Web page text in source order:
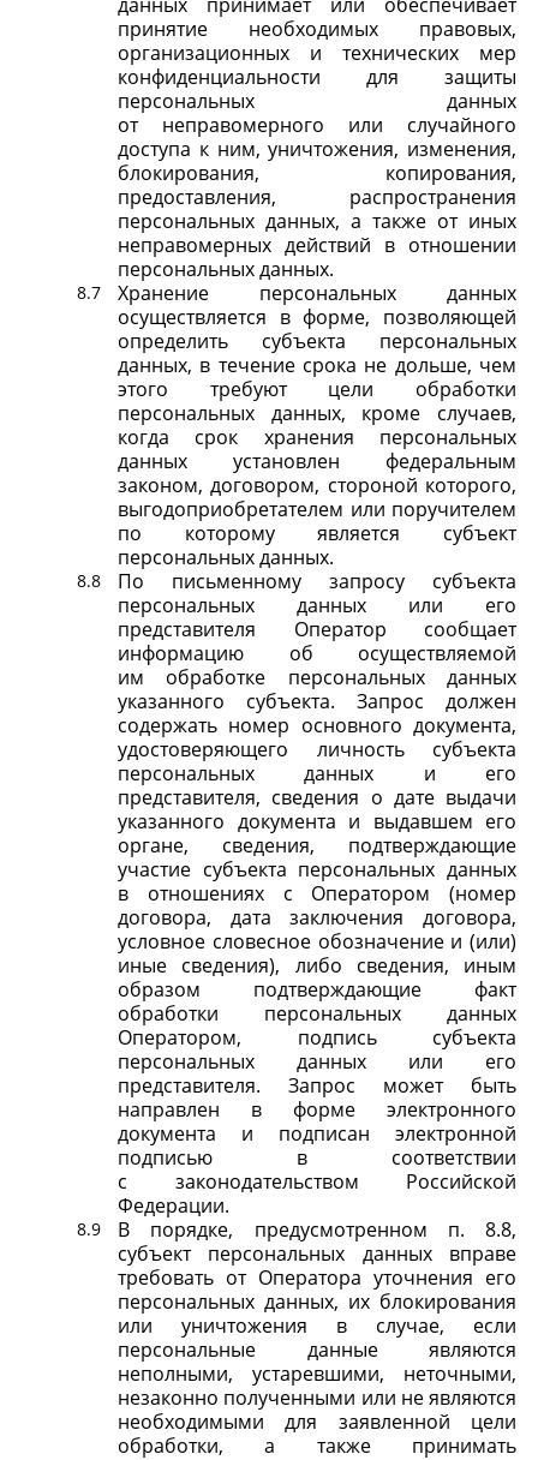
принятие необходимых правовых,
организационных и технических мер
конфиденциальности для защиты
персональных данных
от неправомерного или случайного
доступа к ним, уничтожения, изменения,
блокирования, копирования,
предоставления, распространения
персональных данных, а также от иных
неправомерных действий в отношении
персональных данных.
Хранение персональных данных
осуществляется в форме, позволяющей
определить субъекта персональных
данных, в течение срока не дольше, чем
этого требуют цели обработки
персональных данных, кроме случаев,
когда срок хранения персональных
данных установлен федеральным
законом, договором, стороной которого,
выгодоприобретателем или поручителем
по которому является субъект
персональных данных.
По письменному запросу субъекта
персональных данных или его
представителя Оператор сообщает
информацию об осуществляемой
им обработке персональных данных
указанного субъекта. Запрос должен
содержать номер основного документа,
удостоверяющего личность субъекта
персональных данных и его
представителя, сведения о дате выдачи
указанного документа и выдавшем его
органе, сведения, подтверждающие
участие субъекта персональных данных
в отношениях с Оператором (номер
договора, дата заключения договора,
условное словесное обозначение и (или)
иные сведения), либо сведения, иным
образом подтверждающие факт
обработки персональных данных
Оператором, подпись субъекта
персональных данных или его
представителя. Запрос может быть
направлен в форме электронного
документа и подписан электронной
подписью в соответствии
с законодательством Российской
Федерации.
В порядке, предусмотренном п. 8.8,
субъект персональных данных вправе
требовать от Оператора уточнения его
персональных данных, их блокирования
или уничтожения в случае, если
персональные данные являются
неполными, устаревшими, неточными,
незаконно полученными или не являются
необходимыми для заявленной цели
обработки, а также принимать